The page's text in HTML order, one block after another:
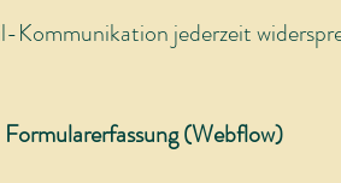
jederzeit
(Webflow)